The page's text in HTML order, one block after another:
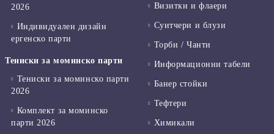
2026
Индивидуален дизайн
ергенско парти
Тениски за моминско парти
Тениски за моминско парти
2026
Комплект за моминско
парти 2026
Визитки и флаери
Суитчери и блузи
Торби / Чанти
Информационни табели
Банер стойки
Тефтери
Химикали